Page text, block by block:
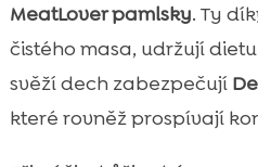
MeatLover pamlsky. Ty
čistého masa, udržují
svěží dech zabezpečují
které rovněž prospívají